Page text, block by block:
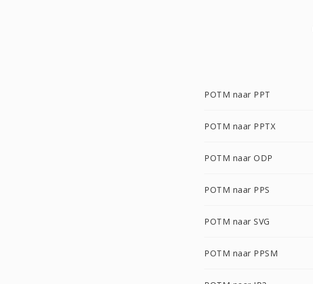
POTM naar PPT
POTM naar PPTX
POTM naar ODP
POTM naar PPS
POTM naar SVG
POTM naar PPSM